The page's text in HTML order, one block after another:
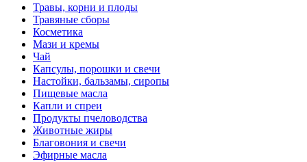
Травы, корни и плоды
Травяные сборы
Косметика
Мази и кремы
Чай
Капсулы, порошки и свечи
Настойки, бальзамы, сиропы
Пищевые масла
Капли и спреи
Продукты пчеловодства
Животные жиры
Благовония и свечи
Эфирные масла